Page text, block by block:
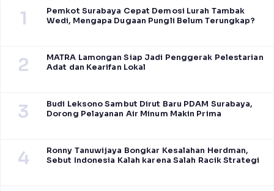
1
Pemkot Surabaya Cepat Demosi Lurah Tambak
Wedi, Mengapa Dugaan Pungli Belum Terungkap?
2
MATRA Lamongan Siap Jadi Penggerak Pelestarian
Adat dan Kearifan Lokal
3
Budi Leksono Sambut Dirut Baru PDAM Surabaya,
Dorong Pelayanan Air Minum Makin Prima
4
Ronny Tanuwijaya Bongkar Kesalahan Herdman,
Sebut Indonesia Kalah karena Salah Racik Strategi